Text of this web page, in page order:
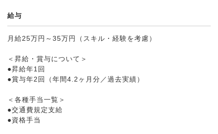
給与
月給25万円～35万円（スキル・経験を考慮）
＜昇給・賞与について＞
●昇給年1回
●賞与年2回（年間4.2ヶ月分／過去実績）
＜各種手当一覧＞
●交通費規定支給
●資格手当